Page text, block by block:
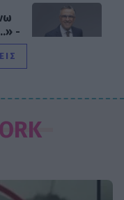
-